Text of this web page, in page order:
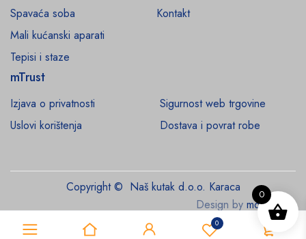
0 0
Spavaća soba
Mali kućanski aparati
Tepisi i staze
Kontakt
mTrust
Izjava o privatnosti
Sigurnost web trgovine
Uslovi korištenja
Dostava i povrat robe
Copyright © Naš kutak d.o.o. Karaca
Design by monroe.ba
0